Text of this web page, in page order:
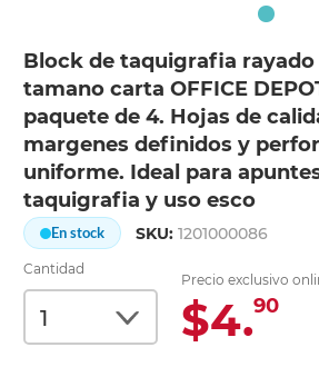
Block de taquigrafia
tamano carta OFFICE
paquete de 4. Hojas de
margenes definidos y
uniforme. Ideal para
taquigrafia y uso esco
En stock SKU:1201000086
Cantidad
Precio exclusivo
$4.90